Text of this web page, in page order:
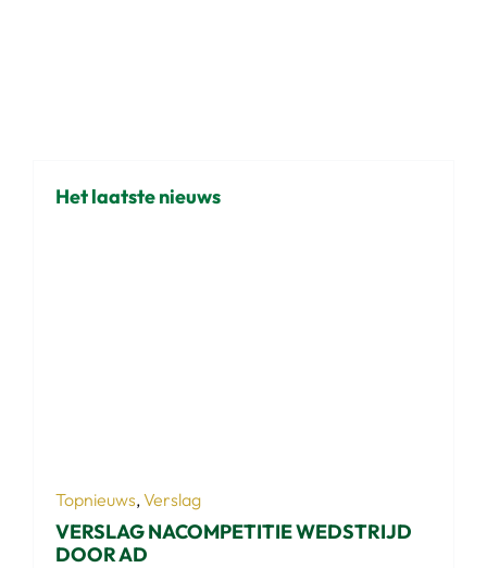
Het laatste nieuws
Topnieuws, Verslag
VERSLAG NACOMPETITIE WEDSTRIJD
DOOR AD